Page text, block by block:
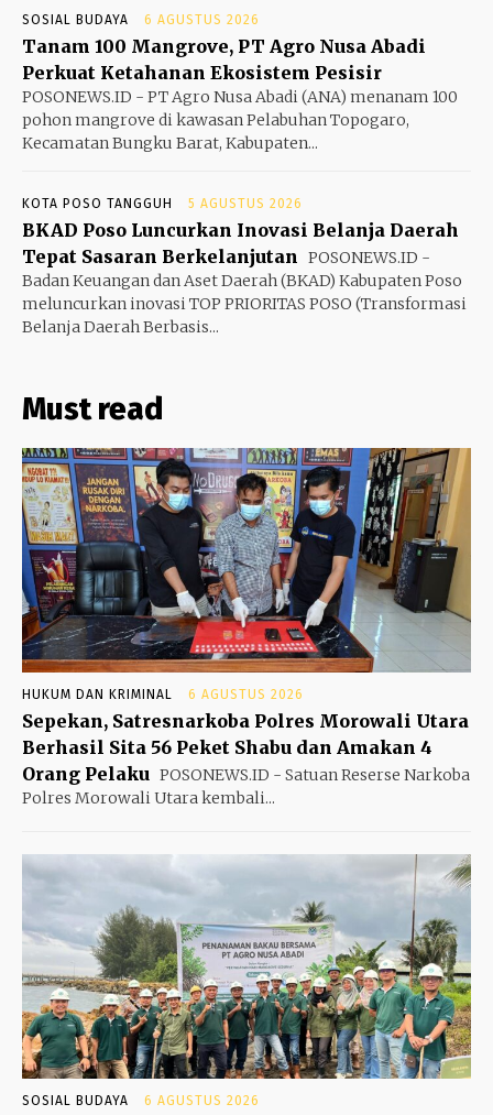
SOSIAL BUDAYA 6 AGUSTUS 2026
Tanam 100 Mangrove, PT Agro Nusa Abadi
Perkuat Ketahanan Ekosistem Pesisir
POSONEWS.ID - PT Agro Nusa Abadi (ANA) menanam 100
pohon mangrove di kawasan Pelabuhan Topogaro,
Kecamatan Bungku Barat, Kabupaten...
KOTA POSO TANGGUH 5 AGUSTUS 2026
BKAD Poso Luncurkan Inovasi Belanja Daerah
Tepat Sasaran Berkelanjutan POSONEWS.ID -
Badan Keuangan dan Aset Daerah (BKAD) Kabupaten Poso
meluncurkan inovasi TOP PRIORITAS POSO (Transformasi
Belanja Daerah Berbasis...
Must read
HUKUM DAN KRIMINAL 6 AGUSTUS 2026
Sepekan, Satresnarkoba Polres Morowali Utara
Berhasil Sita 56 Peket Shabu dan Amakan 4
Orang Pelaku POSONEWS.ID - Satuan Reserse Narkoba
Polres Morowali Utara kembali...
SOSIAL BUDAYA 6 AGUSTUS 2026